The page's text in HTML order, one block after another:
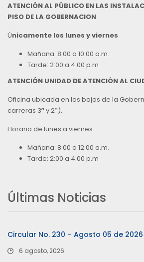
ATENCIÓN AL PÚBLICO EN LAS
PISO DE LA GOBERNACION
Únicamente los lunes y viernes
Mañana: 8:00 a 10:00 a.m.
Tarde: 2:00 a 4:00 p.m
ATENCIÓN UNIDAD DE ATENCIÓN AL
Oficina ubicada en los bajos de la
carreras 3ª y 2ª),
Horario de lunes a viernes
Mañana: 8:00 a 12:00 a.m.
Tarde: 2:00 a 4:00 p.m
Últimas Noticias
Circular No. 230 – Agosto 05 de 2026
6 agosto, 2026